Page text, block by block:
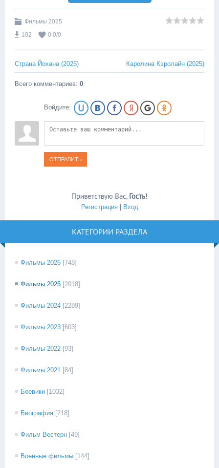
Фильмы 2025
102
0.0/0
Страна Йохана (2025) Каролина Кэролайн (2025)
Всего комментариев: 0
Войдите:
ОТПРАВИТЬ
Приветствую Вас, Гость!
Регистрация| Вход
КАТЕГОРИИ РАЗДЕЛА
Фильмы 2026 [748]
Фильмы 2025 [2018]
Фильмы 2024 [2289]
Фильмы 2023 [603]
Фильмы 2022 [93]
Фильмы 2021 [84]
Боевики [1032]
Биография [218]
Фильм Вестерн [49]
Военные фильмы [144]